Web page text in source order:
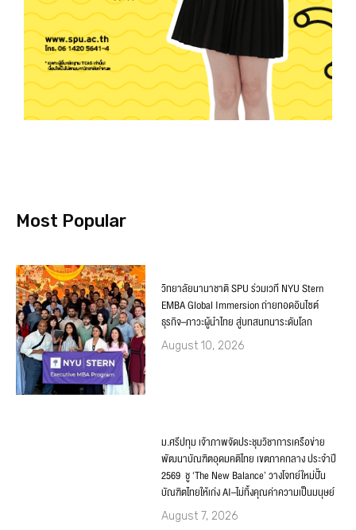
Most Popular
วิทยาลัยนานาชาติ SPU ร่วมเวที NYU Stern
EMBA Global Immersion ถ่ายทอดอินไซต์
ธุรกิจ–ภาวะผู้นำไทย สู่บทสนทนาระดับโลก
August 10, 2026
ม.ศรีปทุม เจ้าภาพจัดประชุมวิชาการเครือข่าย
พัฒนาบัณฑิตอุดมคติไทย เขตภาคกลาง ประจำปี
2569 ชู ‘The New Balance’ วางโจทย์ใหม่ปั้น
บัณฑิตไทยให้เก่ง AI–ไม่ทิ้งคุณค่าความเป็นมนุษย์
August 7, 2026